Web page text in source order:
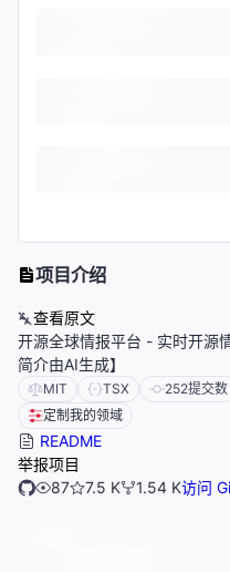
项目介绍
查看原文
开源全球情报平台 - 实时开源
简介由AI生成】
MIT TSX 252提交数
定制我的领域
README
举报项目
87
7.5 K 1.54 K访问